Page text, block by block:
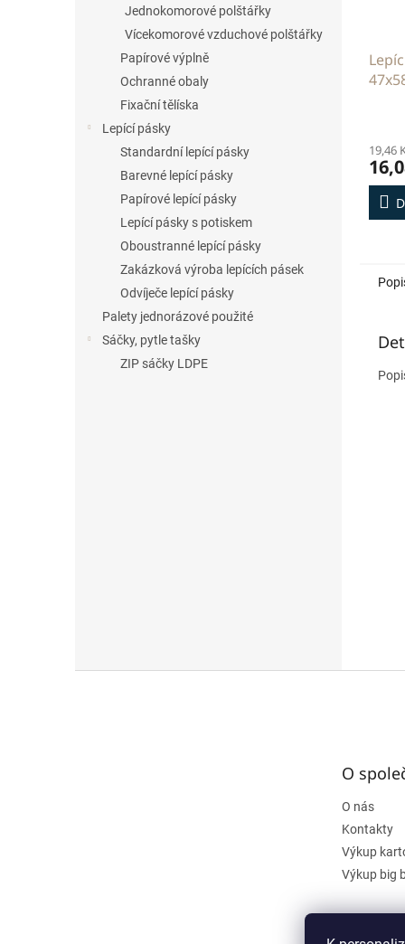
Jednokomorové polštářky
Vícekomorové vzduchové polštářky
Papírové výplně
Ochranné obaly
Fixační tělíska
Lepící pásky
Standardní lepící pásky
Barevné lepící pásky
Papírové lepící pásky
Lepící pásky s potiskem
Oboustranné lepící pásky
Zakázková výroba lepících pásek
Odvíječe lepící pásky
Palety jednorázové použité
Sáčky, pytle tašky
ZIP sáčky LDPE
19,46
O
O nás
Kontakty
Výkup
Výkup big